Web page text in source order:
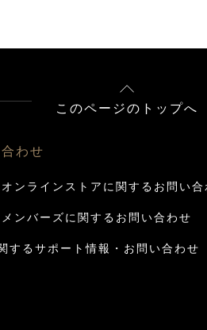
このページのトップへ
わせ
ンラインストアに関するお問い合
ンバーズに関するお問い合わせ
するサポート情報・お問い合わせ